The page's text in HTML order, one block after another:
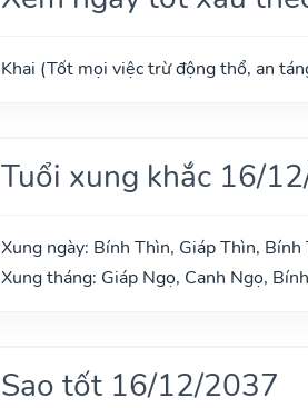
Khai (Tốt mọi việc trừ động thổ, an
Tuổi xung khắc 16/
Xung ngày: Bính Thìn, Giáp Thìn,
Xung tháng: Giáp Ngọ, Canh Ngọ,
Sao tốt 16/12/2037